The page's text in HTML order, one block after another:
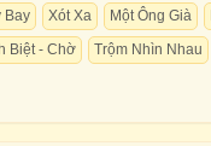
Bay Xót Xa Một Ông Già
Biệt - Chờ Trộm Nhìn Nhau